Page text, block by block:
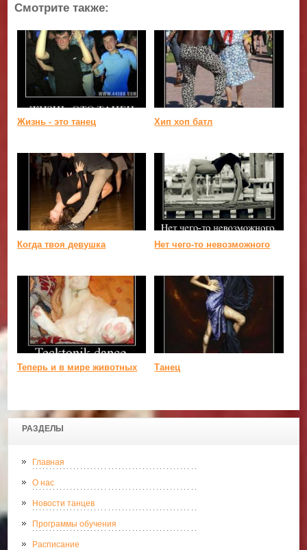
РАЗДЕЛЫ
Главная
О нас
Новости танцев
Программы обучения
Расписание
Смотрите также:
Жизнь - это танец Хип хоп батл
Когда твоя девушка Нет чего-то невозможного
Теперь и в мире животных Танец